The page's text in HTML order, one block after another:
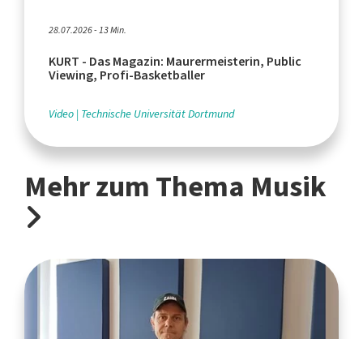
28.07.2026 - 13 Min.
KURT - Das Magazin: Maurermeisterin, Public
Viewing, Profi-Basketballer
Video Technische Universität Dortmund
Mehr zum Thema Musik